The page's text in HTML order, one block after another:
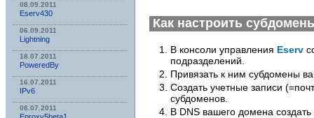
08.09.2011
Eserv430
06.09.2011
Lightning
18.07.2011
PoweredBy
16.07.2011
IPv6
08.07.2011
Как настроить
В консоли управления Eserv
подразделений.
Привязать к ним субдомены
Создать учетные записи
субдоменов.
В DNS вашего домена